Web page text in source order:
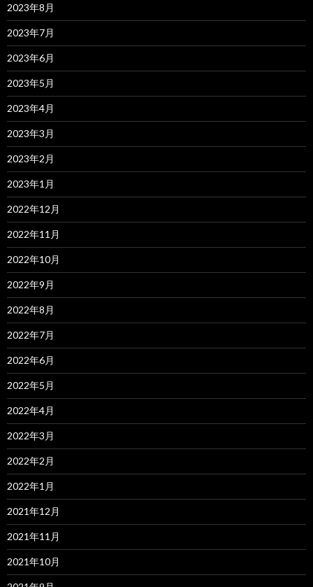
2023年8月
2023年7月
2023年6月
2023年5月
2023年4月
2023年3月
2023年2月
2023年1月
2022年12月
2022年11月
2022年10月
2022年9月
2022年8月
2022年7月
2022年6月
2022年5月
2022年4月
2022年3月
2022年2月
2022年1月
2021年12月
2021年11月
2021年10月